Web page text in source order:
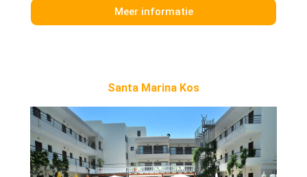
Meer informatie
Santa Marina Kos